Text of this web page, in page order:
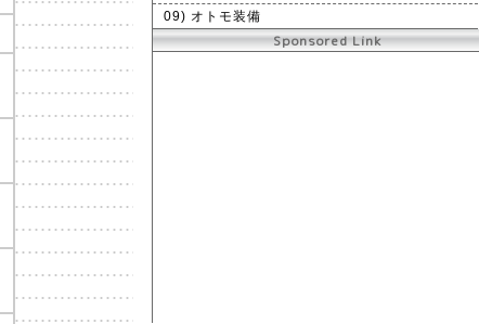
09) オトモ装備
Sponsored Link